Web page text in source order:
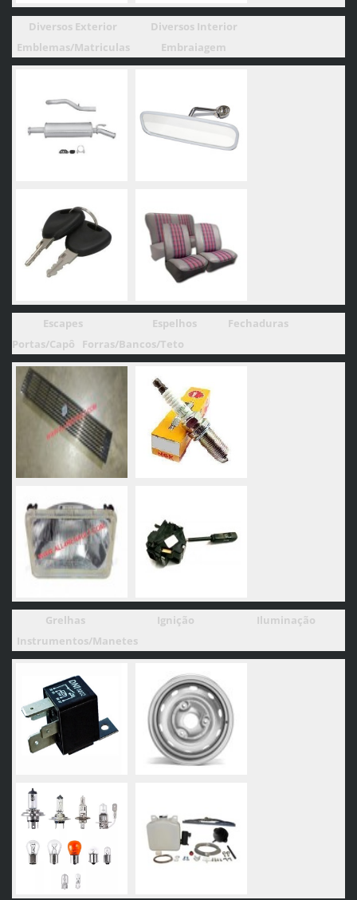
Diversos Exterior Diversos Interior
Emblemas/Matriculas Embraiagem
Escapes Espelhos Fechaduras
Portas/Capô Forras/Bancos/Teto
Grelhas Ignição Iluminação
Instrumentos/Manetes